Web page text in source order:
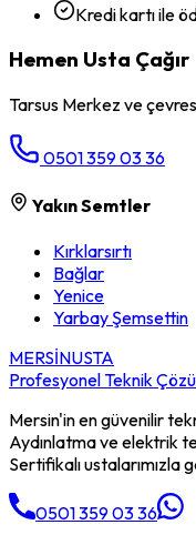
Kredi kartı ile
Hemen Usta Çağır
Tarsus Merkez ve
0501 359 03 36
Yakın Semtler
Kırklarsırtı
Bağlar
Yenice
Yarbay Şemsettin
MERSİNUSTA
Profesyonel Teknik
Mersin'in en güvenilir
Aydınlatma ve elektrik
Sertifikalı ustalarımızla
0501 359 03 36